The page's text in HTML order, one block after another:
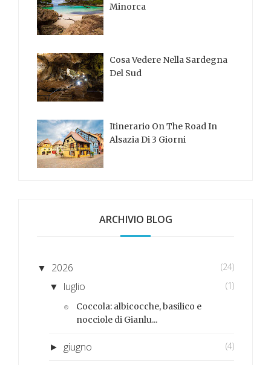
Minorca
Cosa Vedere Nella Sardegna
Del Sud
Itinerario On The Road In
Alsazia Di 3 Giorni
ARCHIVIO BLOG
▼ 2026 (24)
▼ luglio (1)
Coccola: albicocche, basilico e
nocciole di Gianlu...
► giugno (4)